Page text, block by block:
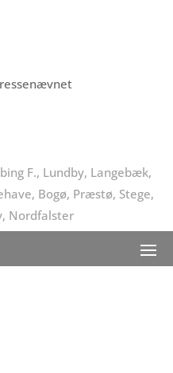
F., Lundby, Langebæk,
Bogø, Præstø, Stege,
Nordfalster